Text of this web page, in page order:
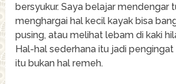
bersyukur. Saya belajar mendengar
menghargai hal kecil kayak bisa
pusing, atau melihat lebam di kaki
Hal-hal sederhana itu jadi
itu bukan hal remeh.